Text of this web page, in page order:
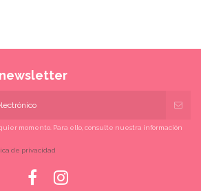
momento. Para ello, consulte nuestra información
de privacidad